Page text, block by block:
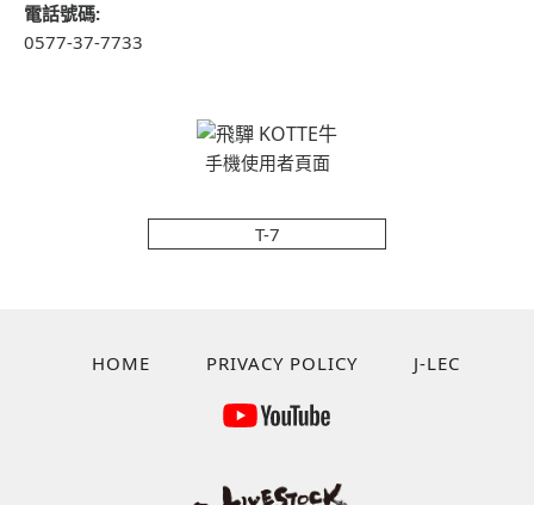
電話號碼:
0577-37-7733
手機使用者頁面
T-7
HOME PRIVACY POLICY J-LEC